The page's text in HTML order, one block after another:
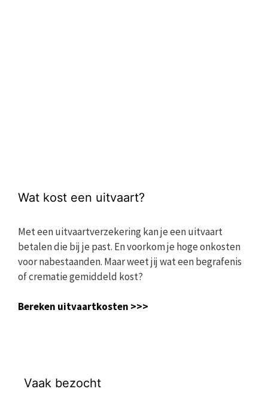
Wat kost een uitvaart?
Met een uitvaartverzekering kan je een uitvaart
betalen die bij je past. En voorkom je hoge onkosten
voor nabestaanden. Maar weet jij wat een begrafenis
of crematie gemiddeld kost?
Bereken uitvaartkosten >>>
Vaak bezocht